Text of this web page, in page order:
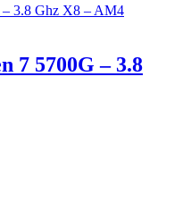
7 5700G – 3.8